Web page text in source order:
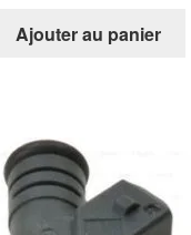
Ajouter au panier